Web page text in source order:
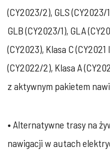
(CY2023/2), GLS (CY2023/
GLB (CY2023/1), GLA
(CY2023), Klasa C
(CY2022/2), Klasa A
z aktywnym pakietem
• Alternatywne trasy na
nawigacji w autach